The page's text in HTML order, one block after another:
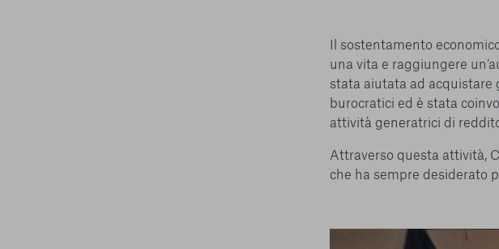
I cookie e altre tecnologie simili sono una parte
della nostra Piattaforma. L’obiettivo principale dei cookie è
navigazione più comoda ed efficiente, nonché consentirci
pubblicità che risulti interessante per l’utente quando visita
terzi. Qui sono disponibili tutte le informazioni sui cookie
Piattaforma e il suo funzionamento. Premendo “Conferma
Il sostentamento
una vita e raggiungere
stata aiutata ad acquistare
burocratici ed è stata
attività generatrici di
Attraverso questa attività,
che ha sempre desiderato